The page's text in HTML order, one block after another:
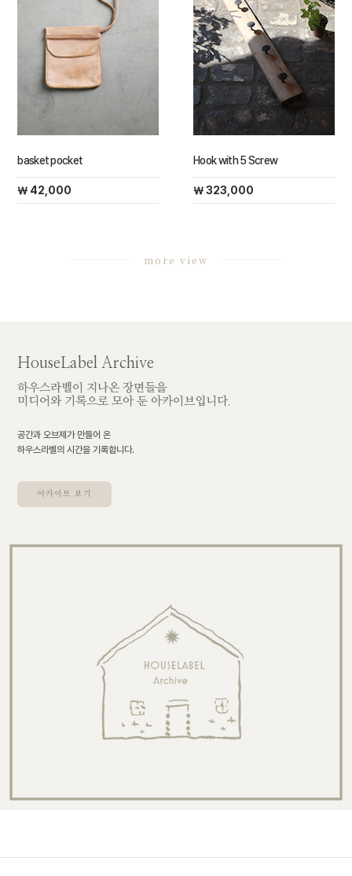
basket pocket
￦ 42,000
Hook with 5 Screw
￦ 323,000
more view
HouseLabel Archive
하우스라벨이 지나온 장면들을
미디어와 기록으로 모아 둔 아카이브입니다.
공간과 오브제가 만들어 온
하우스라벨의 시간을 기록합니다.
아카이브 보기